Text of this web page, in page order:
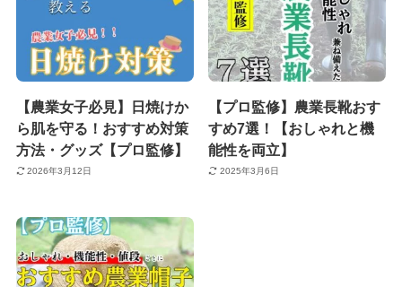
【農業女子必見】日焼けか
ら肌を守る！おすすめ対策
方法・グッズ【プロ監修】
2026年3月12日
【プロ監修】農業長靴おす
すめ7選！【おしゃれと機
能性を両立】
2025年3月6日